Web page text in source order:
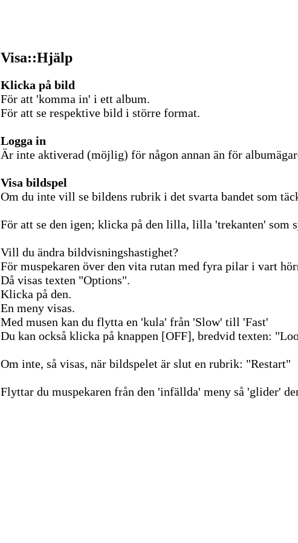
Visa::Hjälp
Klicka på bild
För att 'komma in' i ett album.
För att se respektive bild i större format.
Logga in
Är inte aktiverad (möjlig) för någon annan än för
Visa bildspel
Om du inte vill se bildens rubrik i det svarta bandet som
För att se den igen; klicka på den lilla, lilla 'trekanten' som
Vill du ändra bildvisningshastighet?
För muspekaren över den vita rutan med fyra pilar i vart
Då visas texten "Options".
Klicka på den.
En meny visas.
Med musen kan du flytta en 'kula' från 'Slow' till 'Fast'
Du kan också klicka på knappen [OFF], bredvid texten:
Om inte, så visas, när bildspelet är slut en rubrik: "Restart"
Flyttar du muspekaren från den 'infällda' meny så 'glider'